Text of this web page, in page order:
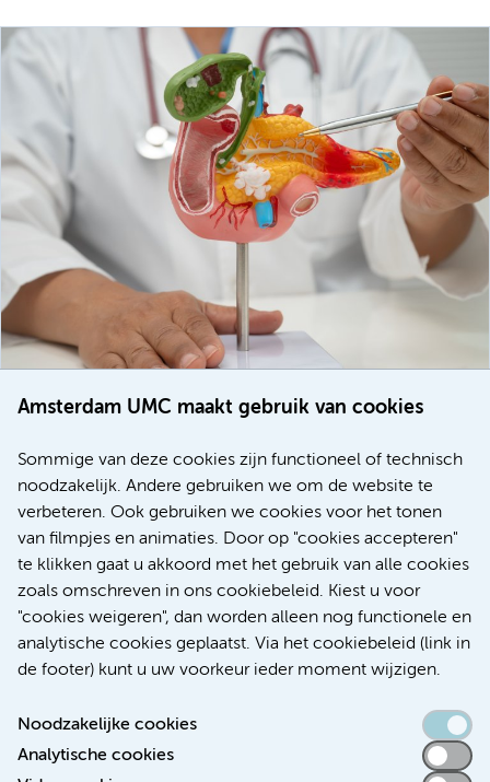
Amsterdam UMC maakt gebruik van cookies
Sommige van deze cookies zijn functioneel of technisch
noodzakelijk. Andere gebruiken we om de website te
verbeteren. Ook gebruiken we cookies voor het tonen
van filmpjes en animaties. Door op "cookies accepteren"
te klikken gaat u akkoord met het gebruik van alle cookies
zoals omschreven in ons cookiebeleid. Kiest u voor
"cookies weigeren", dan worden alleen nog functionele en
analytische cookies geplaatst. Via het cookiebeleid (link in
de footer) kunt u uw voorkeur ieder moment wijzigen.
Noodzakelijke cookies
Analytische cookies
voor patiënten met alvleesklierkanker verbeteren
Meer